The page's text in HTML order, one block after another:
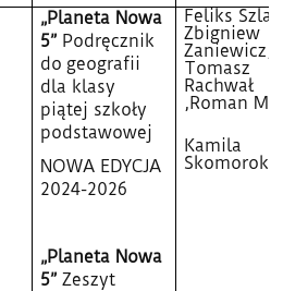
„Planeta Nowa
5” Podręcznik
do geografii
dla klasy
piątej szkoły
podstawowej
NOWA EDYCJA
2024-2026
„Planeta Nowa
5” Zeszyt
Feliks
Zbigniew
Zaniewicz,
Tomasz
Rachwał
,Roman
Kamila
Skomoroko